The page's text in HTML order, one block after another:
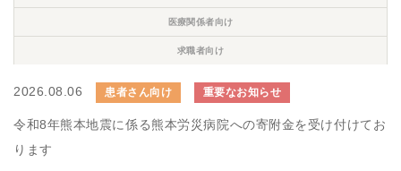
医療関係者向け
求職者向け
2026.08.06 患者さん向け 重要なお知らせ
令和8年熊本地震に係る熊本労災病院への寄附金を受け付けてお
ります